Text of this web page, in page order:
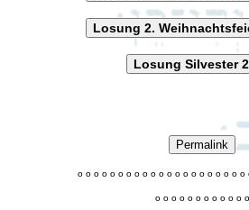
Losung 2.
Losung Silvester
Permalink
o o o o o o o o o o o o o o o o o o o o o
o o o o o o o o o o o o